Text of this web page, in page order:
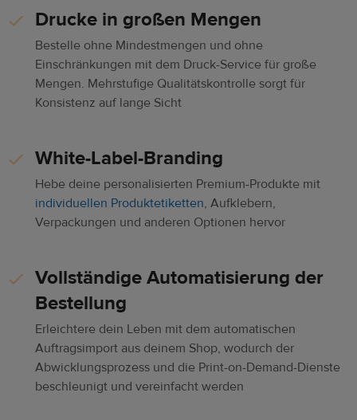
Drucke in großen Mengen
Bestelle ohne Mindestmengen und ohne
Einschränkungen mit dem Druck-Service für große
Mengen. Mehrstufige Qualitätskontrolle sorgt für
Konsistenz auf lange Sicht
White-Label-Branding
Hebe deine personalisierten Premium-Produkte mit
individuellen Produktetiketten, Aufklebern,
Verpackungen und anderen Optionen hervor
Vollständige Automatisierung der
Bestellung
Erleichtere dein Leben mit dem automatischen
Auftragsimport aus deinem Shop, wodurch der
Abwicklungsprozess und die Print-on-Demand-Dienste
beschleunigt und vereinfacht werden